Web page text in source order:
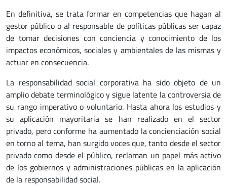
En definitiva, se trata formar en competencias que hagan al
gestor público o al responsable de políticas públicas ser capaz
de tomar decisiones con conciencia y conocimiento de los
impactos económicos, sociales y ambientales de las mismas y
actuar en consecuencia.
La responsabilidad social corporativa ha sido objeto de un
amplio debate terminológico y sigue latente la controversia de
su rango imperativo o voluntario. Hasta ahora los estudios y
su aplicación mayoritaria se han realizado en el sector
privado, pero conforme ha aumentado la concienciación social
en torno al tema, han surgido voces que, tanto desde el sector
privado como desde el público, reclaman un papel más activo
de los gobiernos y administraciones públicas en la aplicación
de la responsabilidad social.